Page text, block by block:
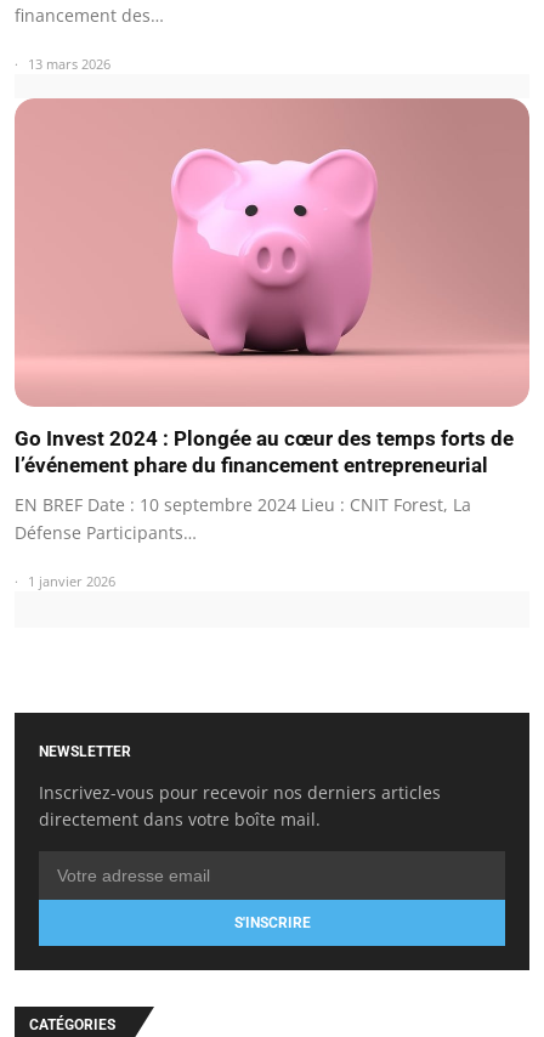
financement des…
13 mars 2026
Go Invest 2024 : Plongée au cœur des temps forts de
l’événement phare du financement entrepreneurial
EN BREF Date : 10 septembre 2024 Lieu : CNIT Forest, La
Défense Participants…
1 janvier 2026
NEWSLETTER
Inscrivez-vous pour recevoir nos derniers articles
directement dans votre boîte mail.
S'INSCRIRE
CATÉGORIES